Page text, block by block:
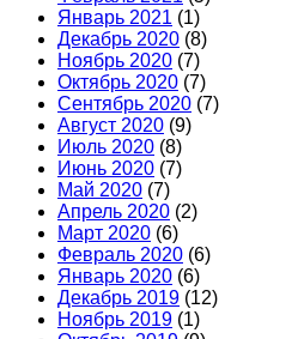
Январь 2021 (1)
Декабрь 2020 (8)
Ноябрь 2020 (7)
Октябрь 2020 (7)
Сентябрь 2020 (7)
Август 2020 (9)
Июль 2020 (8)
Июнь 2020 (7)
Май 2020 (7)
Апрель 2020 (2)
Март 2020 (6)
Февраль 2020 (6)
Январь 2020 (6)
Декабрь 2019 (12)
Ноябрь 2019 (1)